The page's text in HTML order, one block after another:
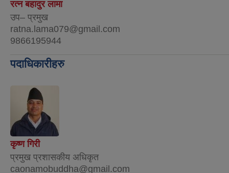
रत्न बहादुर लामा
उप– प्रमुख
ratna.lama079@gmail.com
9866195944
पदाधिकारीहरु
कृष्ण गिरी
प्रमुख प्रशासकीय अधिकृत
caonamobuddha@gmail.com